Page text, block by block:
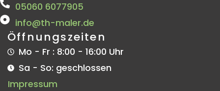
05060 6077905
info@th-maler.de
Öffnungszeiten
Mo - Fr : 8:00 - 16:00 Uhr
Sa - So: geschlossen
Impressum